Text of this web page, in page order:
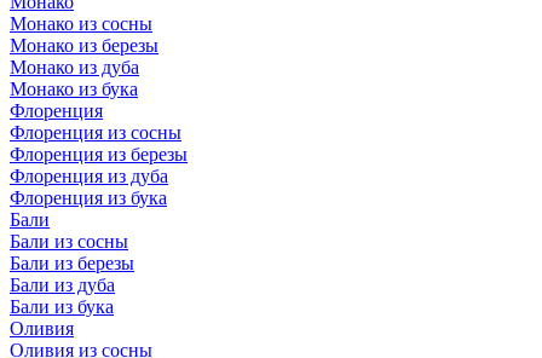
Монако из сосны
Монако из березы
Монако из дуба
Монако из бука
Флоренция
Флоренция из сосны
Флоренция из березы
Флоренция из дуба
Флоренция из бука
Бали
Бали из сосны
Бали из березы
Бали из дуба
Бали из бука
Оливия
Оливия из сосны